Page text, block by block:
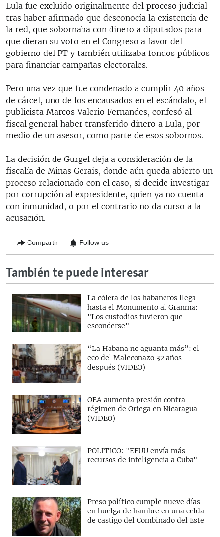
Lula fue excluido originalmente del proceso judicial
tras haber afirmado que desconocía la existencia de
la red, que sobornaba con dinero a diputados para
que dieran su voto en el Congreso a favor del
gobierno del PT y también utilizaba fondos públicos
para financiar campañas electorales.
Pero una vez que fue condenado a cumplir 40 años
de cárcel, uno de los encausados en el escándalo, el
publicista Marcos Valerio Fernandes, confesó al
fiscal general haber transferido dinero a Lula, por
medio de un asesor, como parte de esos sobornos.
La decisión de Gurgel deja a consideración de la
fiscalía de Minas Gerais, donde aún queda abierto un
proceso relacionado con el caso, si decide investigar
por corrupción al expresidente, quien ya no cuenta
con inmunidad, o por el contrario no da curso a la
acusación.
Compartir Follow us
También te puede interesar
La cólera de los habaneros llega
hasta el Monumento al Granma:
"Los custodios tuvieron que
esconderse"
“La Habana no aguanta más”: el
eco del Maleconazo 32 años
después (VIDEO)
OEA aumenta presión contra
régimen de Ortega en Nicaragua
(VIDEO)
POLITICO: "EEUU envía más
recursos de inteligencia a Cuba"
Preso político cumple nueve días
en huelga de hambre en una celda
de castigo del Combinado del Este